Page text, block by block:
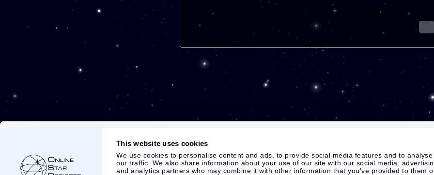
This website uses cookies
We use cookies to personalise content and ads, to provide social media features and to analyse
our traffic. We also share information about your use of our site with our social media,
and analytics partners who may combine it with other information that you’ve provided to them